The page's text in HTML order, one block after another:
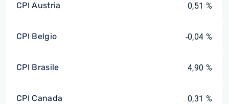
CPI Austria 0,51 %
CPI Belgio -0,04 %
CPI Brasile 4,90 %
CPI Canada 0,31 %